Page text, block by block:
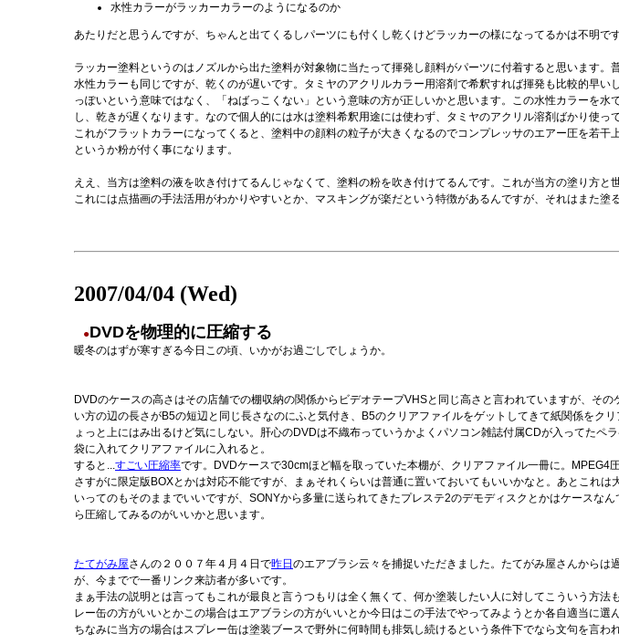
水性カラーがラッカーカラーのようになるのか
あたりだと思うんですが、ちゃんと出てくるしパーツにも付くし乾くけどラッカーの様になってるかは不明です
ラッカー塗料というのはノズルから出た塗料が対象物に当たって揮発し顔料がパーツに付着すると思います。
水性カラーも同じですが、乾くのが遅いです。タミヤのアクリルカラー用溶剤で希釈すれば揮発も比較的早
っぽいという意味ではなく、「ねばっこくない」という意味の方が正しいかと思います。この水性カラーを
し、乾きが遅くなります。なので個人的には水は塗料希釈用途には使わず、タミヤのアクリル溶剤ばかり使
これがフラットカラーになってくると、塗料中の顔料の粒子が大きくなるのでコンプレッサのエアー圧を若
というか粉が付く事になります。
ええ、当方は塗料の液を吹き付けてるんじゃなくて、塗料の粉を吹き付けてるんです。これが当方の塗り方と
これには点描画の手法活用がわかりやすいとか、マスキングが楽だという特徴があるんですが、それはまた塗
2007/04/04 (Wed)
●DVDを物理的に圧縮する
暖冬のはずが寒すぎる今日この頃、いかがお過ごしでしょうか。
DVDのケースの高さはその店舗での棚収納の関係からビデオテープVHSと同じ高さと言われていますが、そ
い方の辺の長さがB5の短辺と同じ長さなのにふと気付き、B5のクリアファイルをゲットしてきて紙関係をク
ょっと上にはみ出るけど気にしない。肝心のDVDは不織布っていうかよくパソコン雑誌付属CDが入ってたペ
袋に入れてクリアファイルに入れると。
すると...すごい圧縮率です。DVDケースで30cmほど幅を取っていた本棚が、クリアファイル一冊に。MPEG4
さすがに限定版BOXとかは対応不能ですが、まぁそれくらいは普通に置いておいてもいいかなと。あとこれは
いってのもそのままでいいですが、SONYから多量に送られてきたプレステ2のデモディスクとかはケースな
ら圧縮してみるのがいいかと思います。
たてがみ屋さんの２００７年４月４日で昨日 のエアブラシ云々を捕捉いただきました。たてがみ屋さんからは
が、今までで一番リンク来訪者が多いです。
まぁ手法の説明とは言ってもこれが最良と言うつもりは全く無くて、何か塗装したい人に対してこういう方
レー缶の方がいいとかこの場合はエアブラシの方がいいとか今日はこの手法でやってみようとか各自適当に選
ちなみに当方の場合はスプレー缶は塗装ブースで野外に何時間も排気し続けるという条件下でなら文句を言わ